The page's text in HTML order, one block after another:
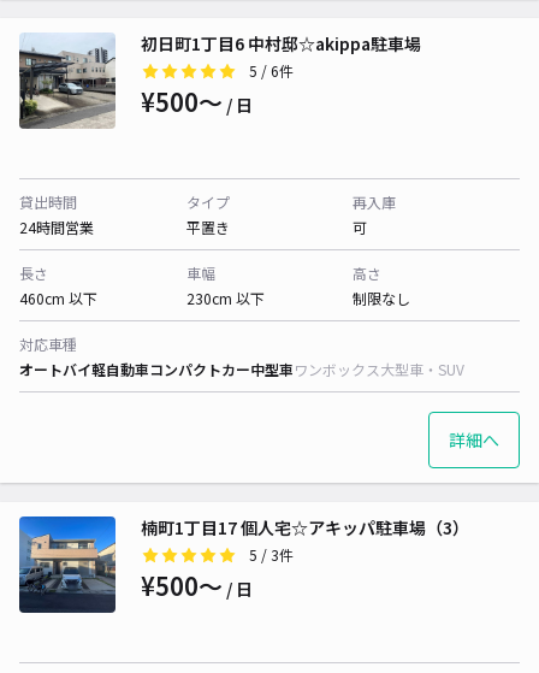
初日町1丁目6 中村邸☆akippa駐車場
5 / 6件
¥500〜 / 日
貸出時間
24時間営業
タイプ
平置き
再入庫
可
長さ
460cm 以下
車幅
230cm 以下
高さ
制限なし
対応車種
オートバイ軽自動車コンパクトカー中型車ワンボックス大型車・SUV
詳細へ
楠町1丁目17 個人宅☆アキッパ駐車場（3）
5 / 3件
¥500〜 / 日